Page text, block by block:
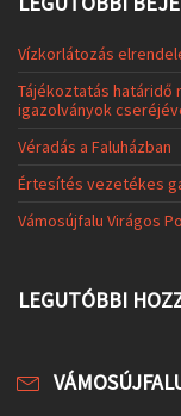
Vízkorlátozás
Tájékoztatás határidő
igazolványok
Véradás a Faluházban
Értesítés vezetékes
Vámosújfalu Virágos
LEGUTÓBBI